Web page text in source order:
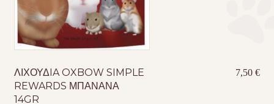
ΛΙΧΟΥΔIA OXBOW SIMPLE
REWARDS ΜΠΑΝΑΝΑ
14GR
7,50€